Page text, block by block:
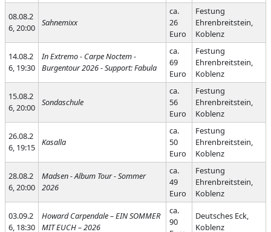
08.08.2
6, 20:00
Sahnemixx
ca.
26
Euro
Festung
Ehrenbreitstein,
Koblenz
14.08.2
6, 19:30
In Extremo - Carpe Noctem -
Burgentour 2026 - Support: Fabula
ca.
69
Euro
Festung
Ehrenbreitstein,
Koblenz
15.08.2
6, 20:00
Sondaschule
ca.
56
Euro
Festung
Ehrenbreitstein,
Koblenz
26.08.2
6, 19:15
Kasalla
ca.
50
Euro
Festung
Ehrenbreitstein,
Koblenz
28.08.2
6, 20:00
Madsen - Album Tour - Sommer
2026
ca.
49
Euro
Festung
Ehrenbreitstein,
Koblenz
03.09.2
6, 18:30
Howard Carpendale – EIN SOMMER
MIT EUCH – 2026
ca.
90
Deutsches Eck,
Koblenz